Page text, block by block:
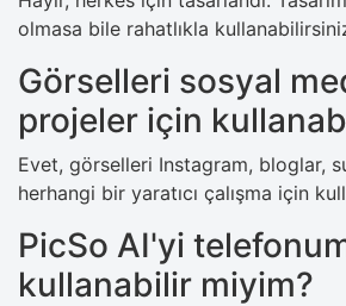
olmasa bile rahatlıkla
Görselleri sosyal
projeler için
Evet, görselleri Instagram, bloglar,
herhangi bir yaratıcı çalışma için
PicSo AI'yi
kullanabilir miyim?